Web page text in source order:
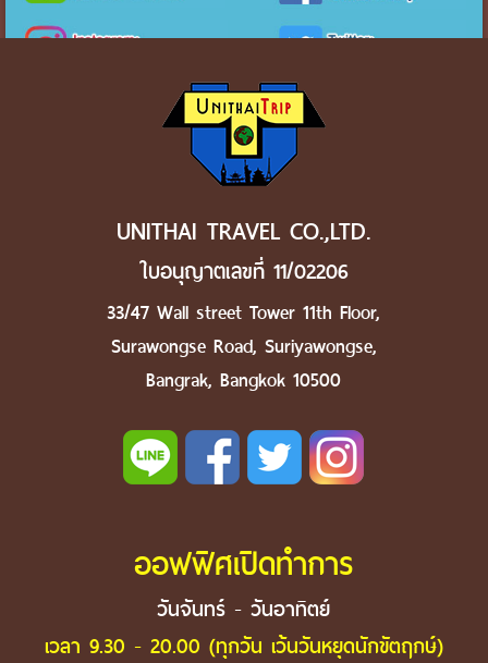
UNITHAI TRAVEL CO.,LTD.
ใบอนุญาตเลขที่ 11/02206
33/47 Wall street Tower 11th Floor,
Surawongse Road, Suriyawongse,
Bangrak, Bangkok 10500
ออฟฟิศเปิดทำการ
วันจันทร์ - วันอาทิตย์
เวลา 9.30 - 20.00 (ทุกวัน เว้นวันหยุดนักขัตฤกษ์)